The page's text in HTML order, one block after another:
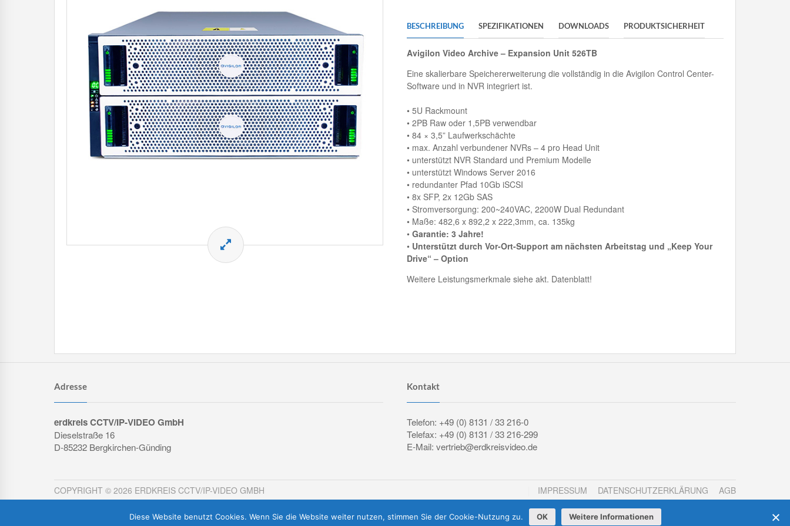
BESCHREIBUNG SPEZIFIKATIONEN DOWNLOADS PRODUKTSICHERHEIT
Avigilon Video Archive – Expansion Unit 526TB
Eine skalierbare Speichererweiterung die vollständig in die Avigilon Control Center-
Software und in NVR integriert ist.
• 5U Rackmount
• 2PB Raw oder 1,5PB verwendbar
• 84 × 3,5” Laufwerkschächte
• max. Anzahl verbundener NVRs – 4 pro Head Unit
• unterstützt NVR Standard und Premium Modelle
• unterstützt Windows Server 2016
• redundanter Pfad 10Gb iSCSI
• 8x SFP, 2x 12Gb SAS
• Stromversorgung: 200~240VAC, 2200W Dual Redundant
• Maße: 482,6 x 892,2 x 222,3mm, ca. 135kg
• Garantie: 3 Jahre!
• Unterstützt durch Vor-Ort-Support am nächsten Arbeitstag und „Keep Your
Drive“ – Option
Weitere Leistungsmerkmale siehe akt. Datenblatt!
Adresse
erdkreis CCTV/IP-VIDEO GmbH
Dieselstraße 16
D-85232 Bergkirchen-Günding
Kontakt
Telefon: +49 (0) 8131 / 33 216-0
Telefax: +49 (0) 8131 / 33 216-299
E-Mail: vertrieb@erdkreisvideo.de
COPYRIGHT © 2026 ERDKREIS CCTV/IP-VIDEO GMBH IMPRESSUM DATENSCHUTZERKLÄRUNG AGB
Vertrag widerrufen
Diese Website benutzt Cookies. Wenn Sie die Website weiter nutzen, stimmen Sie der Cookie-Nutzung zu. OK Weitere Informationen